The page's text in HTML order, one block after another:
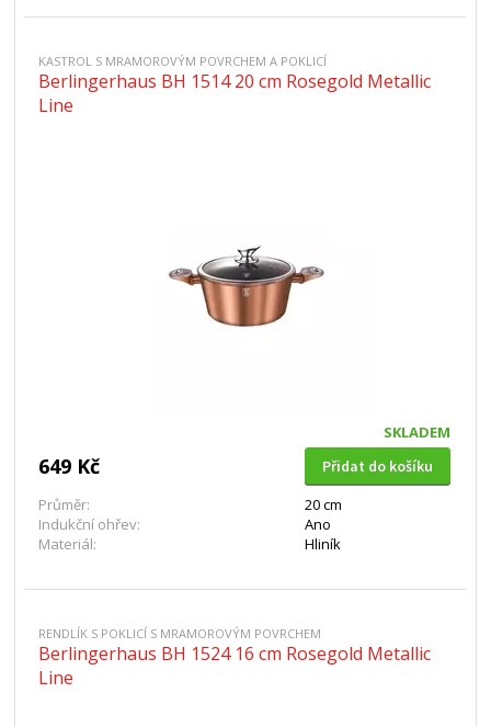
KASTROL S MRAMOROVÝM POVRCHEM A POKLICÍ
Berlingerhaus BH 1514 20 cm Rosegold Metallic
Line
SKLADEM
649 Kč
Přidat do košíku
Průměr:
20 cm
Indukční ohřev:
Ano
Materiál:
Hliník
RENDLÍK S POKLICÍ S MRAMOROVÝM POVRCHEM
Berlingerhaus BH 1524 16 cm Rosegold Metallic
Line